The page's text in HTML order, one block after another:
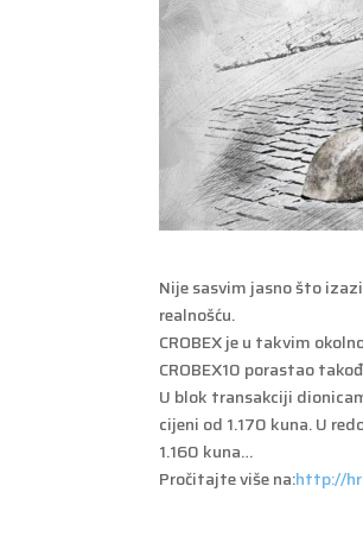
Nije sasvim jasno što
realnošću.
CROBEX je u takvim
CROBEX10 porastao
U blok transakciji
cijeni od 1.170 kuna. U
1.160 kuna…
Pročitajte više na:http://